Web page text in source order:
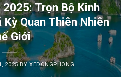
2025: Trọn Bộ Kinh
Kỳ Quan Thiên Nhiên
Giới
2025 BY XEDONGPHONG